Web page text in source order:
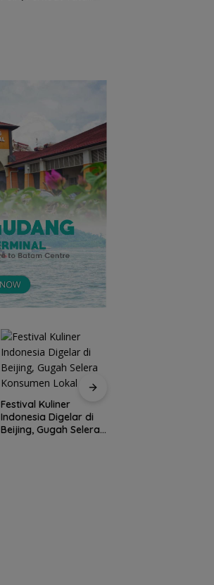
Prodi Manajemen
Kuliner Politeknik
Pariwisata Batam